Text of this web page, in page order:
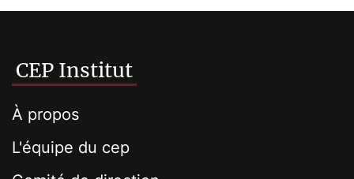
CEP Institut
À propos
L'équipe du cep